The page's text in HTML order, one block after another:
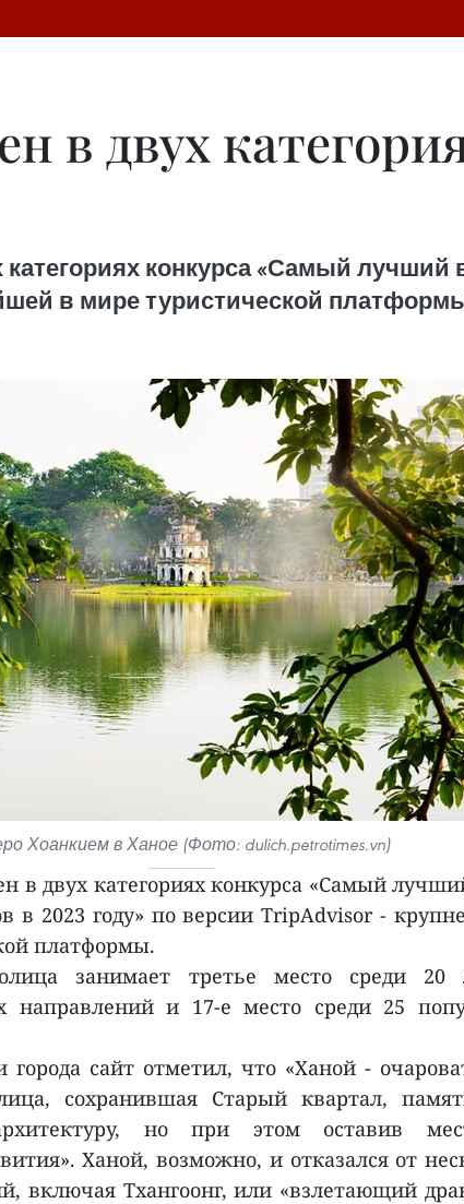
в двух
конкурса «Самый лучший
в мире туристической
Хоанкием в Ханое (Фото: dulich.petrotimes.vn)
в двух категориях конкурса «Самый
в 2023 году» по версии TripAdvisor -
платформы.
занимает третье место среди 20
направлений и 17-е место среди 25
сайт отметил, что «Ханой -
сохранившая Старый квартал,
но при этом оставив
Ханой, возможно, и отказался от
включая Тхангоонг, или «взлетающий